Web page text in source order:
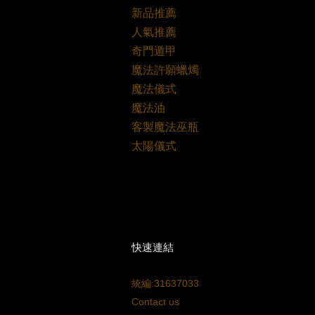
新品推薦
人氣推薦
奇門遁甲
魔法許願蠟燭
魔法儀式
魔法油
客製魔法巫瓶
太陽儀式
快速連結
統編:31637033
Contact us